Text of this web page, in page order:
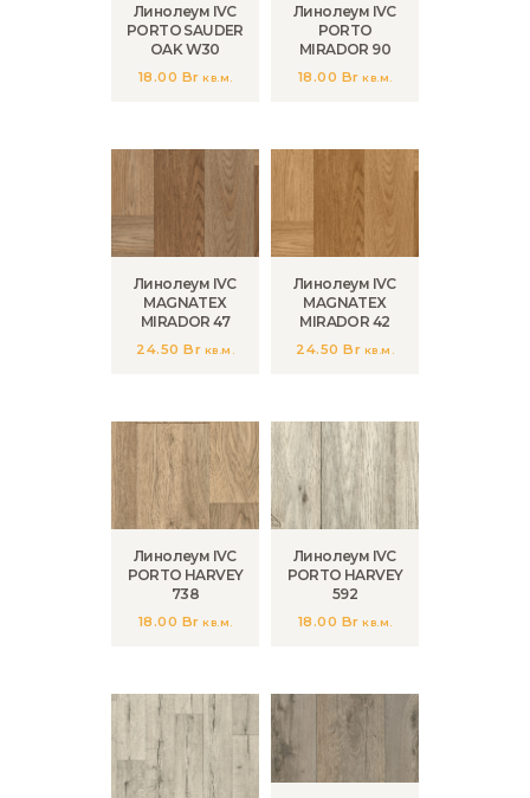
Линолеум IVC
PORTO SAUDER
OAK W30
18.00 Br кв.м.
Линолеум IVC
PORTO
MIRADOR 90
18.00 Br кв.м.
Линолеум IVC
MAGNATEX
MIRADOR 47
24.50 Br кв.м.
Линолеум IVC
MAGNATEX
MIRADOR 42
24.50 Br кв.м.
Линолеум IVC
PORTO HARVEY
738
18.00 Br кв.м.
Линолеум IVC
PORTO HARVEY
592
18.00 Br кв.м.